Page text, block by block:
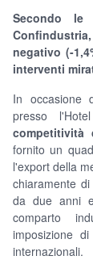
Secondo le
negativo (-
interventi
In occasione
presso
competitività
fornito un
l'export della
chiaramente
da due anni
comparto
imposizione
internazionali.